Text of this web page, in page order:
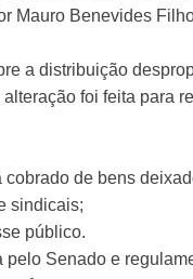
Mauro Benevides
a distribuição
foi feita para
de bens
sindicais;
público.
Senado e